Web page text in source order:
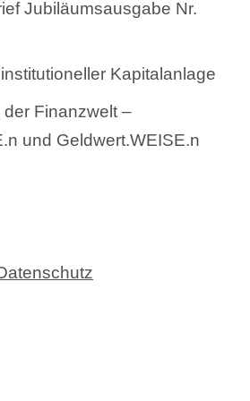
Jubiläumsausgabe Nr.
Kapitalanlage
Finanzwelt –
und Geldwert.WEISE.n